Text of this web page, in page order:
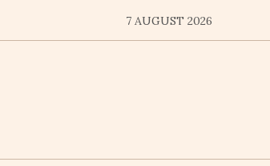
7 AUGUST 2026